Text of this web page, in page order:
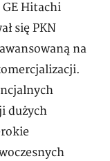
Hitachi
się PKN
na
dużych